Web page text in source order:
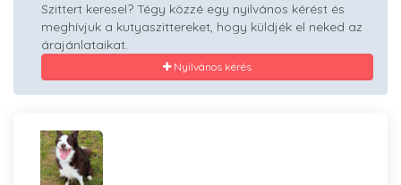
Szittert keresel? Tégy közzé egy nyilvános kérést és
meghívjuk a kutyaszittereket, hogy küldjék el neked az
árajánlataikat.
Nyilvános kérés